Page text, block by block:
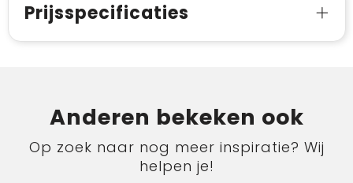
Prijsspecificaties
Anderen bekeken ook
Op zoek naar nog meer inspiratie? Wij
helpen je!